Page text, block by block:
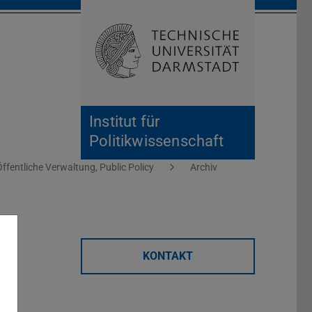
Institut für
Politikwissenschaft
Suche öffnen
Verwaltung, Public Policy Archiv
KONTAKT